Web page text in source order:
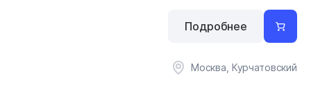
Москва, Курчатовский
Подробнее